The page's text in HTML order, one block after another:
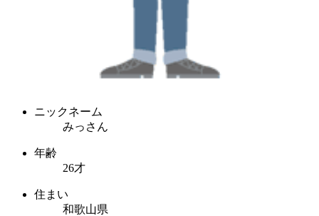
ニックネーム
みっさん
年齢
26才
住まい
和歌山県